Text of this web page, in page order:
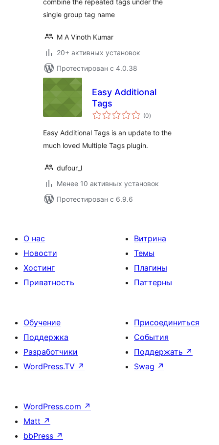
combine the repeated tags under the
single group tag name
M A Vinoth Kumar
20+ активных установок
Протестирован с 4.0.38
Easy Additional
Tags
(0общий
рейтинг
)
Easy Additional Tags is an update to the
much loved Multiple Tags plugin.
dufour_l
Менее 10 активных установок
Протестирован с 6.9.6
О нас
Новости
Хостинг
Приватность
Витрина
Темы
Плагины
Паттерны
Обучение
Поддержка
Разработчики
WordPress.TV ↗
Присоединиться
События
Поддержать ↗
Swag ↗
WordPress.com ↗
Matt ↗
bbPress ↗